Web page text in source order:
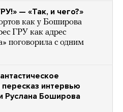
— «Так, и чего?»
как у Боширова
ГРУ как адрес
поговорила с одним
интервью
Руслана Боширова